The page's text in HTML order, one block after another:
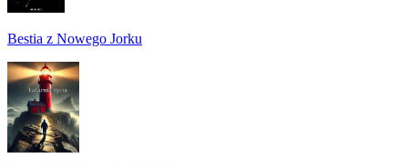
Bestia z Nowego Jorku